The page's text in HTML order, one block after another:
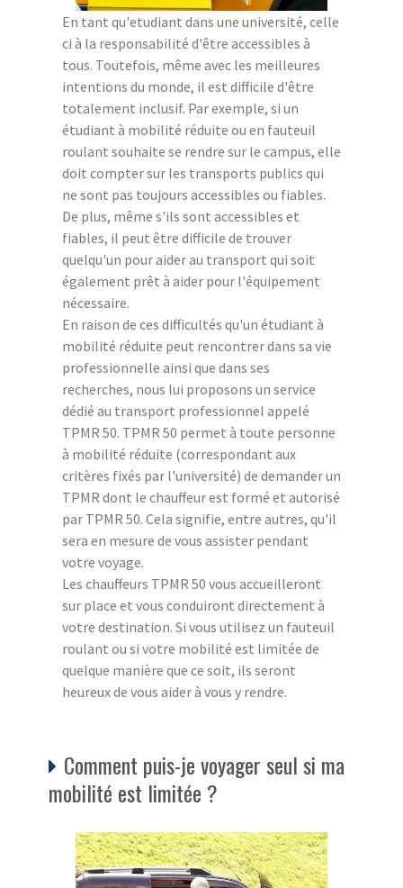
En tant qu'etudiant dans une université, celle
ci à la responsabilité d'être accessibles à
tous. Toutefois, même avec les meilleures
intentions du monde, il est difficile d'être
totalement inclusif. Par exemple, si un
étudiant à mobilité réduite ou en fauteuil
roulant souhaite se rendre sur le campus, elle
doit compter sur les transports publics qui
ne sont pas toujours accessibles ou fiables.
De plus, même s'ils sont accessibles et
fiables, il peut être difficile de trouver
quelqu'un pour aider au transport qui soit
également prêt à aider pour l'équipement
nécessaire.
En raison de ces difficultés qu'un étudiant à
mobilité réduite peut rencontrer dans sa vie
professionnelle ainsi que dans ses
recherches, nous lui proposons un service
dédié au transport professionnel appelé
TPMR 50. TPMR 50 permet à toute personne
à mobilité réduite (correspondant aux
critères fixés par l'université) de demander un
TPMR dont le chauffeur est formé et autorisé
par TPMR 50. Cela signifie, entre autres, qu'il
sera en mesure de vous assister pendant
votre voyage.
Les chauffeurs TPMR 50 vous accueilleront
sur place et vous conduiront directement à
votre destination. Si vous utilisez un fauteuil
roulant ou si votre mobilité est limitée de
quelque manière que ce soit, ils seront
heureux de vous aider à vous y rendre.
Comment puis-je voyager seul si ma
mobilité est limitée ?